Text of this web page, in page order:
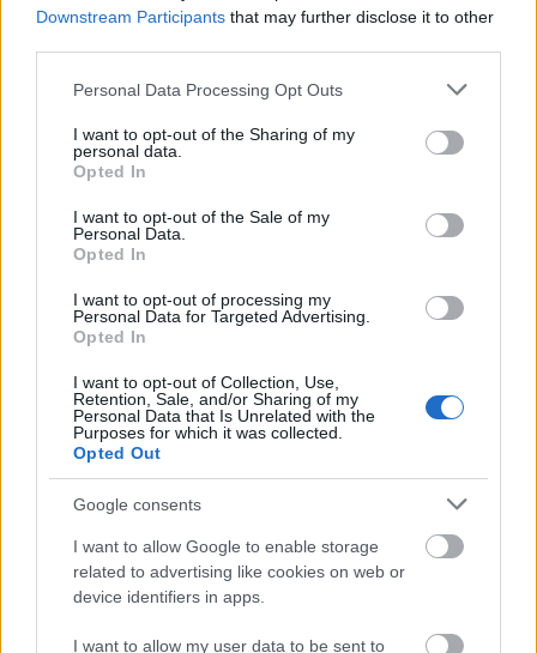
Downstream Participants that may further disclose it to other
Please note that this website/app uses one or more Google
not limited to your visit or usage behaviour. You may click to
grant or deny consent to Google and its third-party tags to
use your data for below specified purposes in below Google
consent section.
Personal Data Processing Opt Outs
I want to opt-out of the Sharing of my
personal data.
Opted In
I want to opt-out of the Sale of my
Personal Data.
Opted In
I want to opt-out of processing my
Personal Data for Targeted Advertising.
Opted In
I want to opt-out of Collection, Use,
Retention, Sale, and/or Sharing of my
Personal Data that Is Unrelated with the
Purposes for which it was collected.
Opted Out
Google consents
I want to allow Google to enable storage
related to advertising like cookies on web or
device identifiers in apps.
I want to allow my user data to be sent to
Διαβάζονται αυτή τη στιγμή
Τράπεζες: Στα 55,5 εκατ. ευρώ ο λογαριασμός
Νέο Χωροταξικό Τουρισμού: Οι νέες «κόκκινες
γραμμές» για το περιβάλλον και τι αλλάζει σε
Τα ανοιχτά μέτωπα για την ενίσχυση της
ελληνικής βιομηχανίας
TAGS: Γάλα